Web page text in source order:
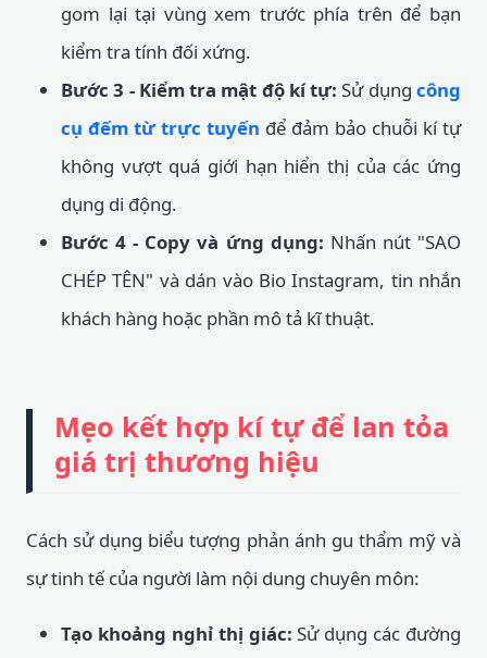
gom lại tại vùng xem trước phía trên để bạn
kiểm tra tính đối xứng.
Bước 3 - Kiểm tra mật độ kí tự: Sử dụngcông
cụ đếm từ trực tuyến để đảm bảo chuỗi kí tự
không vượt quá giới hạn hiển thị của các ứng
dụng di động.
Bước 4 - Copy và ứng dụng: Nhấn nút "SAO
CHÉP TÊN" và dán vào Bio Instagram, tin nhắn
khách hàng hoặc phần mô tả kĩ thuật.
Mẹo kết hợp kí tự để lan tỏa
giá trị thương hiệu
Cách sử dụng biểu tượng phản ánh gu thẩm mỹ và
sự tinh tế của người làm nội dung chuyên môn:
Tạo khoảng nghỉ thị giác: Sử dụng các đường